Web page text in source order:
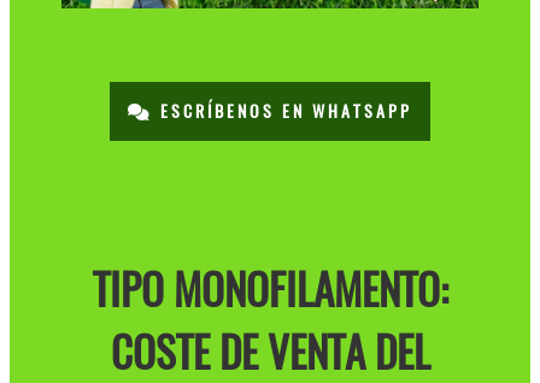
ESCRÍBENOS EN WHATSAPP
TIPO MONOFILAMENTO:
COSTE DE VENTA DEL